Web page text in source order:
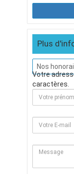
Plus
Nos
Votre
caractères.